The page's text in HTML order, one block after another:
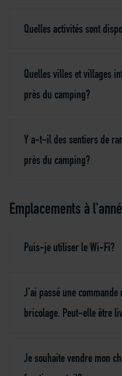
Quelles activités sont
Quelles villes et villages
près du camping?
Y a-t-il des sentiers de
près du camping?
Emplacements à
Puis-je utiliser le Wi-Fi?
J’ai passé une
bricolage. Peut-elle être
Je souhaite vendre mon